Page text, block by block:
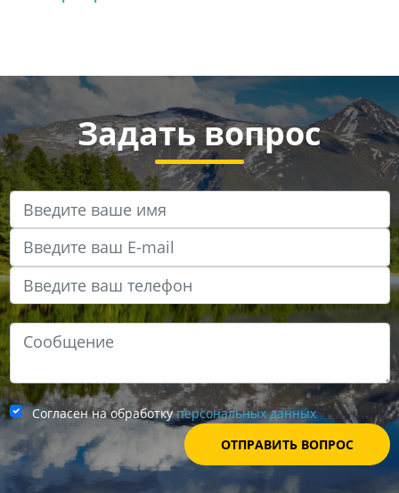
Задать вопрос
Согласен на обработкуперсональных данных